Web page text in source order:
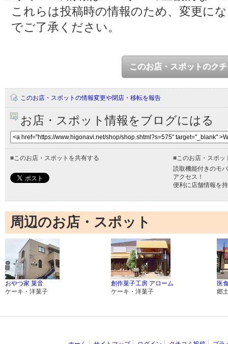
これらは投稿時の情報のため、変更に
でご了承ください。
このお店・スポットのク
このお店・スポットの情報変更や閉店・移転を報告
お店・スポット情報をブログにはる
■このお店・スポットを共有する ■このお店・スポッ
読取機能付きのモ
アクセス！
便利に店舗情報を
周辺のお店・スポット
おやつ家 菓音
ケーキ・洋菓子
創作菓子工房 アローム
ケーキ・洋菓子
医
郷